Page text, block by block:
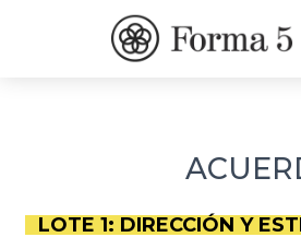
LOTE 1: DIRECCIÓN Y